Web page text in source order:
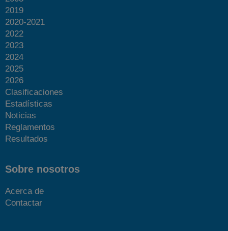
2019
2020-2021
2022
2023
2024
2025
2026
Clasificaciones
Estadísticas
Noticias
Reglamentos
Resultados
Sobre nosotros
Acerca de
Contactar